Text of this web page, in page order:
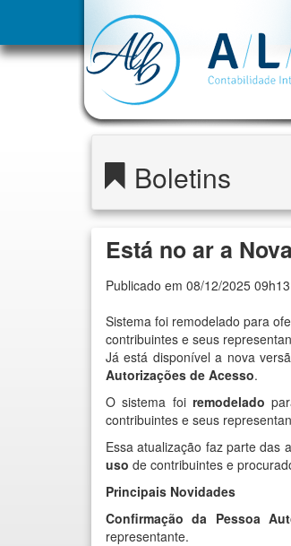
Boletins
Está no ar a
Publicado em 08/12/2025
Sistema foi remodelado para
contribuintes e seus
Já está disponível a nova
Autorizações de Acesso.
O sistema foi remodelado
contribuintes e seus
Essa atualização faz parte das
uso de contribuintes e
Principais Novidades
Confirmação da Pessoa
representante.